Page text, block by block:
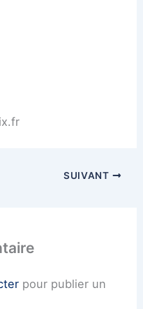
SUIVANT
pour publier un